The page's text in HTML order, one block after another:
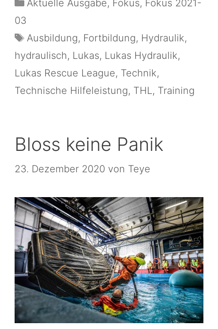
Aktuelle Ausgabe, Fokus, Fokus 2021-
03
Ausbildung, Fortbildung, Hydraulik,
hydraulisch, Lukas, Lukas Hydraulik,
Lukas Rescue League, Technik,
Technische Hilfeleistung, THL, Training
Bloss keine Panik
23. Dezember 2020 von Teye